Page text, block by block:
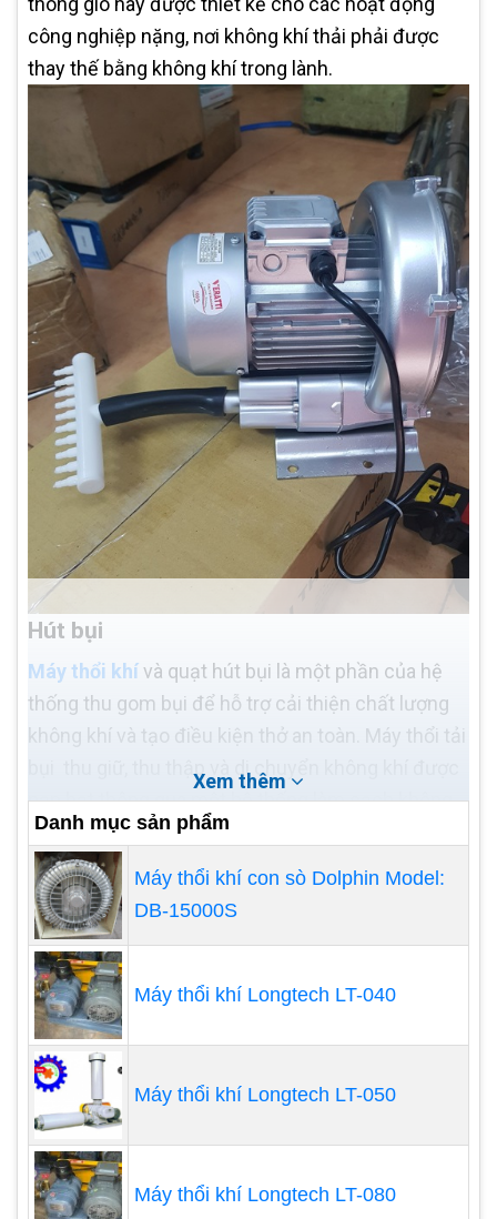
công nghiệp nặng, nơi không khí thải phải được
thay thế bằng không khí trong lành.
Hút bụi
Máy thổi khívà quạt hút bụi là một phần của hệ
thống thu gom bụi để hỗ trợ cải thiện chất lượng
không khí và tạo điều kiện thở an toàn. Máy thổi tải
bụi thu giữ, thu thập và di chuyển không khí được
nạp hạt thông qua một hệ thống làm sạch không
khí.
Có một số cấu hình của loại máy thổi khí này.
Chúng có thể là một phần của hệ thống hút mùi
trên không gian làm việc bị ô nhiễm bụi hoặc phần
khởi đầu của hệ thống lọc không khí như nhà chứa
túi, bẫy hoặc hệ thống ống dẫn.
Xử lý vật liệu khí nén
Bản chất của hệ thống xử lý vật liệu bằng khí nén
là duy trì áp suất không đổi trong toàn bộ hệ thống
để ngăn ngừa bụi phóng xạ và tắc nghẽn. Nhiều
loại vật liệu có thể được vận chuyển bằng hệ
thống khí nén; điều này bao gồm cát, viên, dăm và
Xem thêm
Danh mục sản phẩm
Máy thổi khí con sò Dolphin Model:
DB-15000S
Máy thổi khí Longtech LT-040
Máy thổi khí Longtech LT-050
Máy thổi khí Longtech LT-080